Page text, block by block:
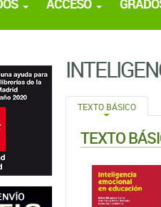
ACCESO
TEXTO BÁSICO
TEXTO